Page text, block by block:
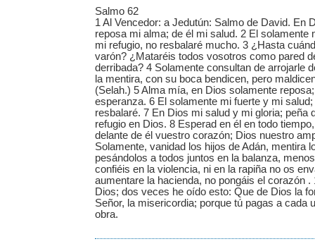
Salmo 62
1 Al Vencedor: a Jedutún: Salmo de David. En
reposa mi alma; de él mi salud. 2 El solamente
mi refugio, no resbalaré mucho. 3 ¿Hasta
varón? ¿Mataréis todos vosotros como pared
derribada? 4 Solamente consultan de arrojarle
la mentira, con su boca bendicen, pero
(Selah.) 5 Alma mía, en Dios solamente
esperanza. 6 El solamente mi fuerte y mi
resbalaré. 7 En Dios mi salud y mi gloria; peña
refugio en Dios. 8 Esperad en él en todo
delante de él vuestro corazón; Dios nuestro
Solamente, vanidad los hijos de Adán, mentira
pesándolos a todos juntos en la balanza,
confiéis en la violencia, ni en la rapiña no os
aumentare la hacienda, no pongáis el corazón .
Dios; dos veces he oído esto: Que de Dios la
Señor, la misericordia; porque tú pagas a cada
obra.